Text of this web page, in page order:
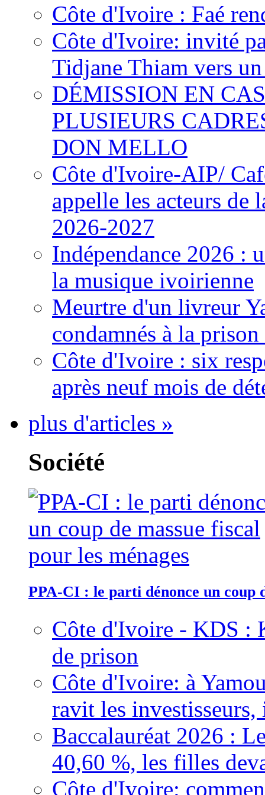
Côte d'Ivoire : Faé
Côte d'Ivoire: invité
Tidjane Thiam vers
DÉMISSION EN
PLUSIEURS
DON MELLO
Côte d'Ivoire-AIP/
appelle les acteurs de
2026-2027
Indépendance 2026 :
la musique ivoirienne
Meurtre d'un livreur
condamnés à la
Côte d'Ivoire : six
après neuf mois de
plus d'articles »
Société
PPA-CI : le parti dénonce un coup
Côte d'Ivoire - KDS :
de prison
Côte d'Ivoire: à
ravit les
Baccalauréat 2026 :
40,60 %, les filles
Côte d'Ivoire: